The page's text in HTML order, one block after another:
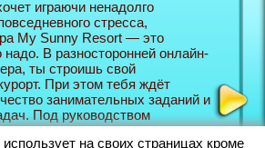
играючи ненадолго
стресса,
My Sunny Resort — это
надо. В разносторонней онлайн-
ты строишь свой
При этом тебя ждёт
занимательных заданий и
Под руководством
ты ознакомишься в начале
Resort
форме
игр,
использует на своих страницах кроме